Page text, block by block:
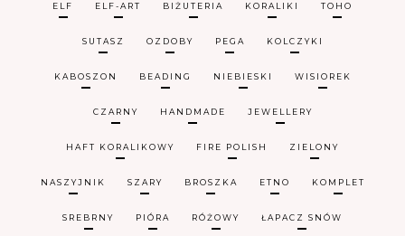
ELF ELF-ART BIŻUTERIA KORALIKI TOHO
SUTASZ OZDOBY PEGA KOLCZYKI
KABOSZON BEADING NIEBIESKI WISIOREK
CZARNY HANDMADE JEWELLERY
HAFT KORALIKOWY FIRE POLISH ZIELONY
NASZYJNIK SZARY BROSZKA ETNO KOMPLET
SREBRNY PIÓRA RÓŻOWY ŁAPACZ SNÓW